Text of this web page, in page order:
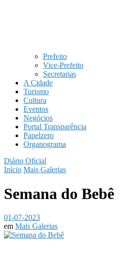
Prefeito
Vice-Prefeito
Secretarias
A Cidade
Turismo
Cultura
Eventos
Negócios
Portal Transparência
Papelzero
Organograma
Diário Oficial
Início Mais Galerias
Semana do Bebê
01-07-2023
em Mais Galerias